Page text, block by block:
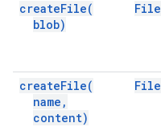
createFile(
blob)
File
createFile(
name ,
content)
File